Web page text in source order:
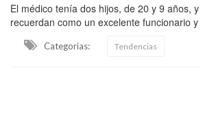
El médico tenía dos hijos, de 20 y 9 años,
recuerdan como un excelente funcionario
Categorias: Tendencias